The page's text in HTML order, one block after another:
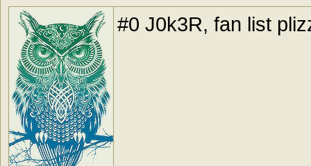
#0 J0k3R, fan list